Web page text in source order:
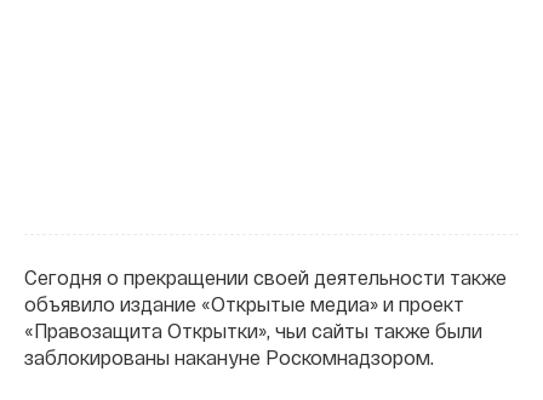
Сегодня о прекращении своей деятельности также
объявило издание «Открытые медиа» и проект
«Правозащита Открытки», чьи сайты также были
заблокированы накануне Роскомнадзором.